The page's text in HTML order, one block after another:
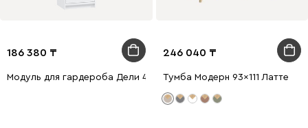
186 380
Модуль для гардероба Дели 4-60x240 Белый
246 040
Тумба Модерн 93x111 Латте